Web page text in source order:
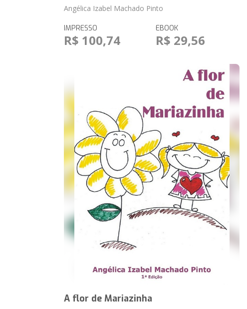
Angélica Izabel Machado Pinto
IMPRESSO
R$ 100,74
EBOOK
R$ 29,56
A flor de Mariazinha